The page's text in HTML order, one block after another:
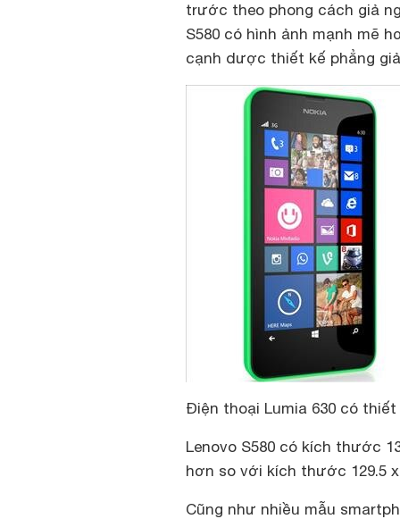
trước theo phong cách giả
S580 có hình ảnh mạnh mẽ
cạnh dược thiết kế phẳng
Điện thoại Lumia 630 có
Lenovo S580 có kích thước
hơn so với kích thước 129.5
Cũng như nhiều mẫu